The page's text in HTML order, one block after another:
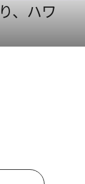
、ハワ